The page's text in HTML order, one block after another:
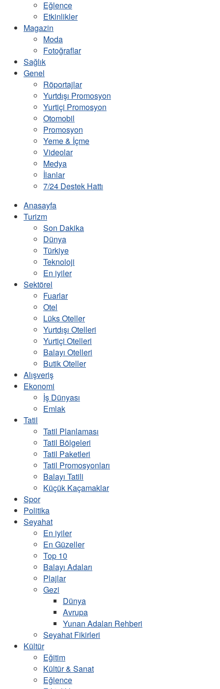
Eğlence
Etkinlikler
Magazin
Moda
Fotoğraflar
Sağlık
Genel
Röportajlar
Yurtdışı Promosyon
Yurtiçi Promosyon
Otomobil
Promosyon
Yeme & İçme
Videolar
Medya
İlanlar
7/24 Destek Hattı
Anasayfa
Turizm
Son Dakika
Dünya
Türkiye
Teknoloji
En iyiler
Sektörel
Fuarlar
Otel
Lüks Oteller
Yurtdışı Otelleri
Yurtiçi Otelleri
Balayı Otelleri
Butik Oteller
Alışveriş
Ekonomi
İş Dünyası
Emlak
Tatil
Tatil Planlaması
Tatil Bölgeleri
Tatil Paketleri
Tatil Promosyonları
Balayı Tatili
Küçük Kaçamaklar
Spor
Politika
Seyahat
En iyiler
En Güzeller
Top 10
Balayı Adaları
Plajlar
Gezi
Dünya
Avrupa
Yunan Adaları Rehberi
Seyahat Fikirleri
Kültür
Eğitim
Kültür & Sanat
Eğlence